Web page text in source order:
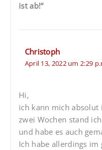
ist ab!“
Christoph
April 13, 2022 um 2:29
Hi,
ich kann mich absolut
zwei Wochen stand
und habe es auch
Ich habe allerdings